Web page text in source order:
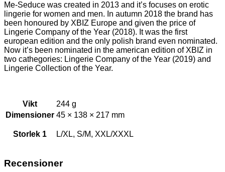
Me-Seduce was created in 2013 and it’s focuses on erotic
lingerie for women and men. In autumn 2018 the brand has
been honoured by XBIZ Europe and given the price of
Lingerie Company of the Year (2018). It was the first
european edition and the only polish brand even nominated.
Now it’s been nominated in the american edition of XBIZ in
two cathegories: Lingerie Company of the Year (2019) and
Lingerie Collection of the Year.
Vikt
244 g
Dimensioner 45 × 138 × 217 mm
Storlek 1 L/XL, S/M, XXL/XXXL
Recensioner